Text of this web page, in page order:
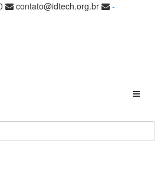
contato@idtech.org.br
-
Toggle